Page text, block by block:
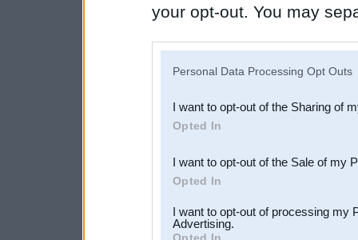
your opt-out. You may
Downstream Participants
third parties.
Personal Data Processing Opt Outs
I want to opt-out of the Sharing of
Opted In
I want to opt-out of the Sale of my
Opted In
I want to opt-out of processing my
Advertising.